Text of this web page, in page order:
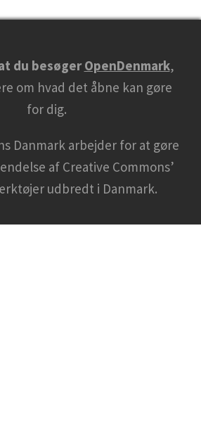
du besøgerOpenDenmark,
om hvad det åbne kan gøre
for dig.
Danmark arbejder for at gøre
af Creative Commons’
udbredt i Danmark.